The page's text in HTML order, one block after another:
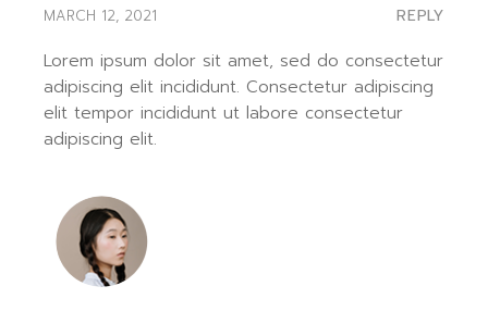
MARCH 12, 2021 REPLY
Lorem ipsum dolor sit amet, sed do consectetur
adipiscing elit incididunt. Consectetur adipiscing
elit tempor incididunt ut labore consectetur
adipiscing elit.